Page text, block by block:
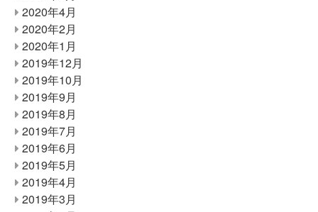
2020年4月
2020年2月
2020年1月
2019年12月
2019年10月
2019年9月
2019年8月
2019年7月
2019年6月
2019年5月
2019年4月
2019年3月